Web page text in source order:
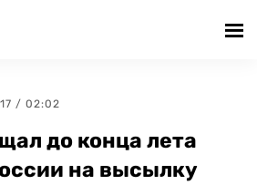
/ 02:02
до конца лета
на высылку